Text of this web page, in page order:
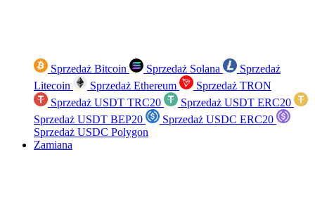
Sprzedaż Bitcoin Sprzedaż Solana
Sprzedaż
Litecoin
Sprzedaż Ethereum
Sprzedaż TRON
Sprzedaż USDT TRC20
Sprzedaż USDT ERC20
Sprzedaż USDT BEP20
Sprzedaż USDC ERC20
Sprzedaż USDC Polygon
Zamiana